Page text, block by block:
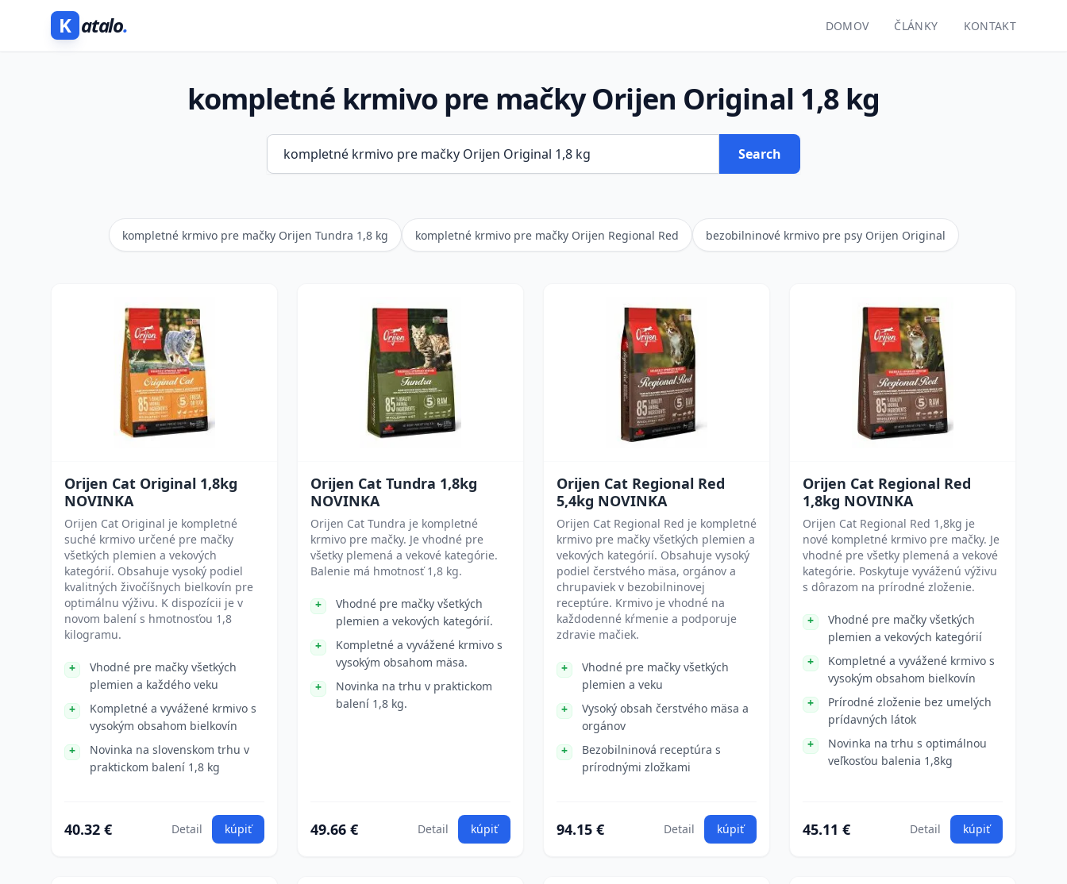
K atalo. DOMOV ČLÁNKY KONTAKT
kompletné krmivo pre mačky Orijen Original 1,8 kg
Search
kompletné krmivo pre mačky Orijen Tundra 1,8 kg kompletné krmivo pre mačky Orijen Regional Red bezobilninové krmivo pre psy Orijen Original
Orijen Cat Original 1,8kg
NOVINKA
Orijen Cat Original je kompletné
suché krmivo určené pre mačky
všetkých plemien a vekových
kategórií. Obsahuje vysoký podiel
kvalitných živočíšnych bielkovín pre
optimálnu výživu. K dispozícii je v
novom balení s hmotnosťou 1,8
kilogramu.
Vhodné pre mačky všetkých
plemien a každého veku
Kompletné a vyvážené krmivo s
vysokým obsahom bielkovín
Novinka na slovenskom trhu v
praktickom balení 1,8 kg
40.32 € Detail kúpiť
Orijen Cat Tundra 1,8kg
NOVINKA
Orijen Cat Tundra je kompletné
krmivo pre mačky. Je vhodné pre
všetky plemená a vekové kategórie.
Balenie má hmotnosť 1,8 kg.
Vhodné pre mačky všetkých
plemien a vekových kategórií.
Kompletné a vyvážené krmivo s
vysokým obsahom mäsa.
Novinka na trhu v praktickom
balení 1,8 kg.
49.66 € Detail kúpiť
Orijen Cat Regional Red
5,4kg NOVINKA
Orijen Cat Regional Red je kompletné
krmivo pre mačky všetkých plemien a
vekových kategórií. Obsahuje vysoký
podiel čerstvého mäsa, orgánov a
chrupaviek v bezobilninovej
receptúre. Krmivo je vhodné na
každodenné kŕmenie a podporuje
zdravie mačiek.
Vhodné pre mačky všetkých
plemien a veku
Vysoký obsah čerstvého mäsa a
orgánov
Bezobilninová receptúra s
prírodnými zložkami
94.15 € Detail kúpiť
Orijen Cat Regional Red
1,8kg NOVINKA
Orijen Cat Regional Red 1,8kg je
nové kompletné krmivo pre mačky. Je
vhodné pre všetky plemená a vekové
kategórie. Poskytuje vyváženú výživu
s dôrazom na prírodné zloženie.
Vhodné pre mačky všetkých
plemien a vekových kategórií
Kompletné a vyvážené krmivo s
vysokým obsahom bielkovín
Prírodné zloženie bez umelých
prídavných látok
Novinka na trhu s optimálnou
veľkosťou balenia 1,8kg
45.11 € Detail kúpiť